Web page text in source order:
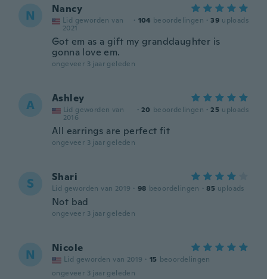
N Nancy
Lid geworden van
2021
· 104 beoordelingen · 39 uploads
Got em as a gift my granddaughter is
gonna love em.
ongeveer 3 jaar geleden
A Ashley
Lid geworden van
2016
· 20 beoordelingen · 25 uploads
All earrings are perfect fit
ongeveer 3 jaar geleden
S Shari
Lid geworden van 2019 · 98 beoordelingen · 85 uploads
Not bad
ongeveer 3 jaar geleden
N Nicole
Lid geworden van 2019 · 15 beoordelingen
ongeveer 3 jaar geleden